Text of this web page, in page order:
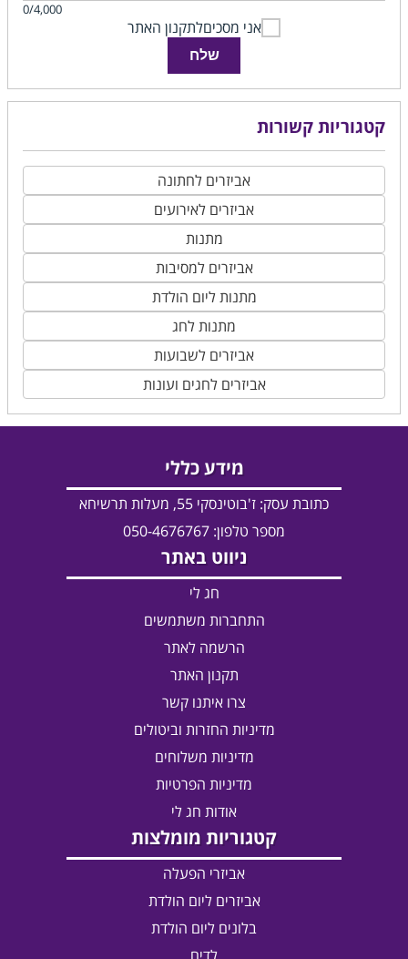
0/4,000
אני מסכיםלתקנון האתר
שלח
קטגוריות קשורות
אביזרים לחתונה
אביזרים לאירועים
מתנות
אביזרים למסיבות
מתנות ליום הולדת
מתנות לחג
אביזרים לשבועות
אביזרים לחגים ועונות
מידע כללי
כתובת עסק: ז'בוטינסקי 55, מעלות תרשיחא
מספר טלפון: 050-4676767
ניווט באתר
חג לי
התחברות משתמשים
הרשמה לאתר
תקנון האתר
צרו איתנו קשר
מדיניות החזרות וביטולים
מדיניות משלוחים
מדיניות הפרטיות
אודות חג לי
קטגוריות מומלצות
אביזרי הפעלה
אביזרים ליום הולדת
בלונים ליום הולדת